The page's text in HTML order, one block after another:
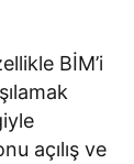
BİM’i
açılış ve